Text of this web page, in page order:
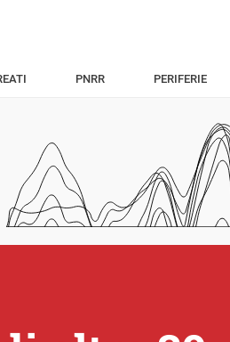
PNRR PERIFERIE